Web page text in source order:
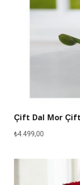
Çift Dal Mor
₺4.499,00